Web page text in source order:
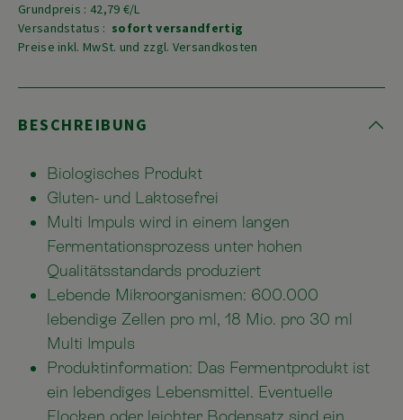
Grundpreis : 42,79 €/L
Versandstatus : sofort versandfertig
Preise inkl. MwSt. und zzgl. Versandkosten
BESCHREIBUNG
Biologisches Produkt
Gluten- und Laktosefrei
Multi Impuls wird in einem langen
Fermentationsprozess unter hohen
Qualitätsstandards produziert
Lebende Mikroorganismen: 600.000
lebendige Zellen pro ml, 18 Mio. pro 30 ml
Multi Impuls
Produktinformation: Das Fermentprodukt ist
ein lebendiges Lebensmittel. Eventuelle
Flocken oder leichter Bodensatz sind ein